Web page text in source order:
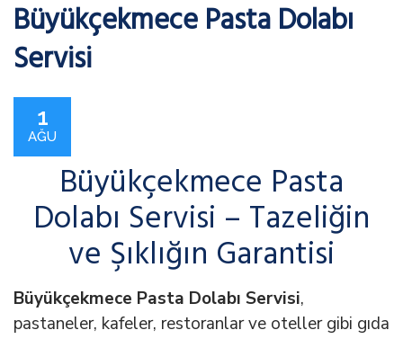
Büyükçekmece Pasta Dolabı
Servisi
1
AĞU
Büyükçekmece Pasta
Dolabı Servisi – Tazeliğin
ve Şıklığın Garantisi
Büyükçekmece Pasta Dolabı Servisi,
pastaneler, kafeler, restoranlar ve oteller gibi gıda